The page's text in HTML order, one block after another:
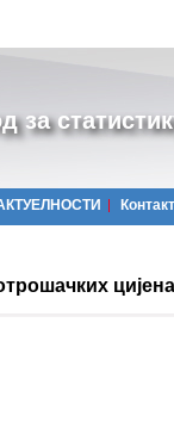
за
Контакт